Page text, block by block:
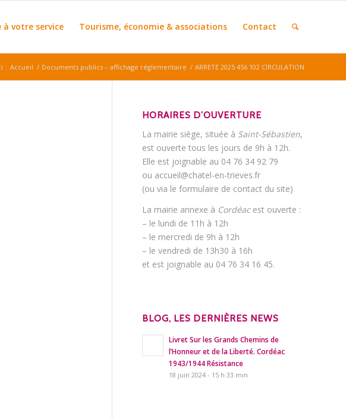
à votre service Tourisme, économie & associations Contact
: Accueil / Documents publics – affichage réglementaire / ARRETE 2025 456 102 CIRCULATION
HORAIRES D’OUVERTURE
La mairie siège, située à Saint-Sébastien,
est ouverte tous les jours de 9h à 12h.
Elle est joignable au 04 76 34 92 79
ou accueil@chatel-en-trieves.fr
(ou via le formulaire de contact du site)
La mairie annexe à Cordéacest ouverte :
– le lundi de 11h à 12h
– le mercredi de 9h à 12h
– le vendredi de 13h30 à 16h
et est joignable au 04 76 34 16 45.
BLOG, LES DERNIÈRES NEWS
Livret Sur les Grands Chemins de
l’Honneur et de la Liberté. Cordéac
1943/1944 Résistance
18 juin 2024 - 15 h 33 min